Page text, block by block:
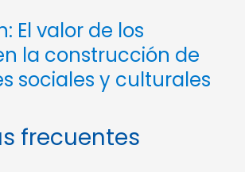
El valor de los
la construcción de
sociales y culturales
frecuentes